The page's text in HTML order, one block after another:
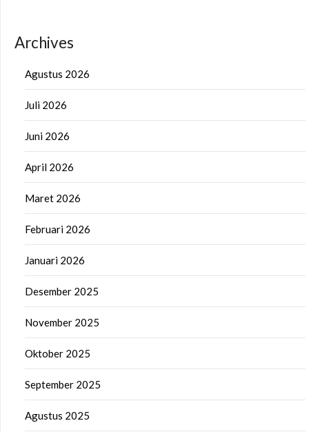
Archives
Agustus 2026
Juli 2026
Juni 2026
April 2026
Maret 2026
Februari 2026
Januari 2026
Desember 2025
November 2025
Oktober 2025
September 2025
Agustus 2025